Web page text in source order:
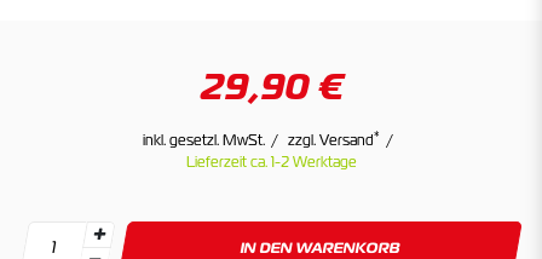
29,90 €
inkl. gesetzl. MwSt. zzgl. Versand*
Lieferzeit ca. 1-2 Werktage
IN DEN WARENKORB